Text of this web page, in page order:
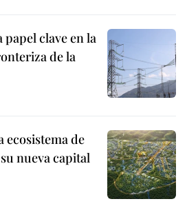
papel clave en la
de la
ecosistema de
nueva capital